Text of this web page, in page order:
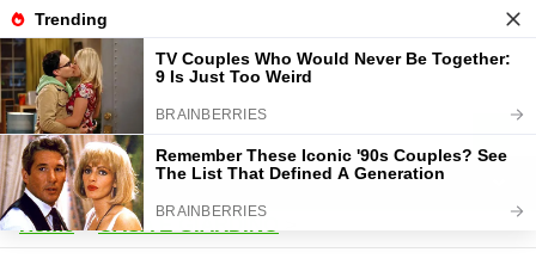
Home>CASA E GIARDINO